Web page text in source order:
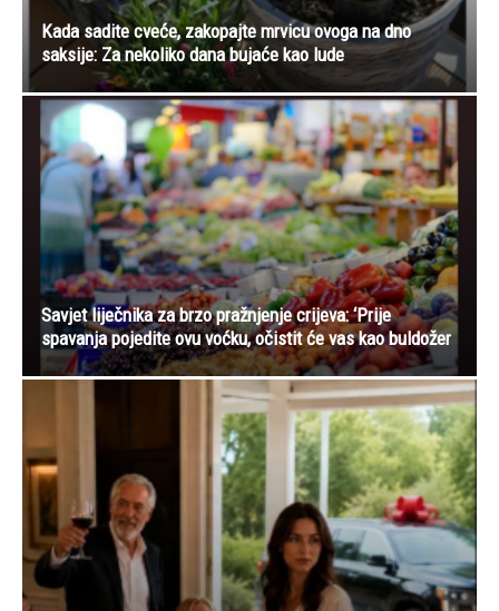
Kada sadite cveće, zakopajte mrvicu ovoga na dno
saksije: Za nekoliko dana bujaće kao lude
Savjet liječnika za brzo pražnjenje crijeva: ‘Prije
spavanja pojedite ovu voćku, očistit će vas kao buldožer